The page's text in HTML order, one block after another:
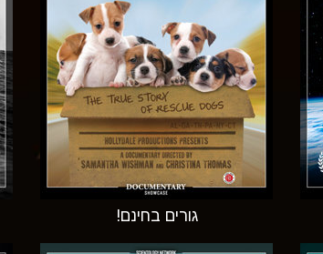
גורים בחינם!